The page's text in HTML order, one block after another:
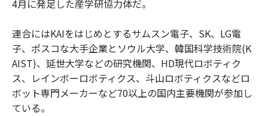
4月に発足した産学研協力体だ。
連合にはKAIをはじめとするサムスン電子、SK、LG電
子、ポスコな大手企業とソウル大学、韓国科学技術院(K
AIST)、延世大学などの研究機関、HD現代ロボティク
ス、レインボーロボティクス、斗山ロボティクスなどロ
ボット専門メーカーなど70以上の国内主要機関が参加し
ている。